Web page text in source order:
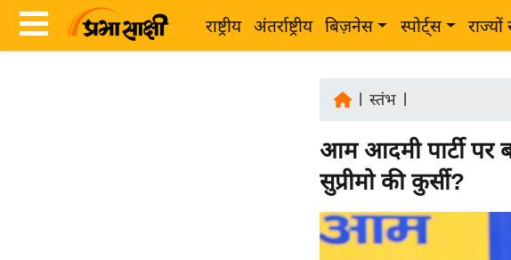
राष्ट्रीय अंतर्राष्ट्रीय बिज़नेस स्पोर्ट्स राज्यों
स्तंभ
आम आदमी पार्टी पर
सुप्रीमो की कुर्सी?